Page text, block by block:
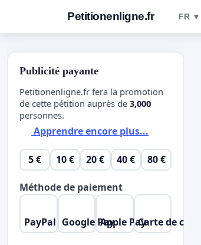
Petitionenligne.fr FR ▼
Publicité payante
Petitionenligne.fr fera la promotion
de cette pétition auprès de 3,000
personnes.
Apprendre encore plus...
5 € 10 € 20 € 40 € 80 €
Méthode de paiement
PayPal Google PayApple PayCarte de crédit